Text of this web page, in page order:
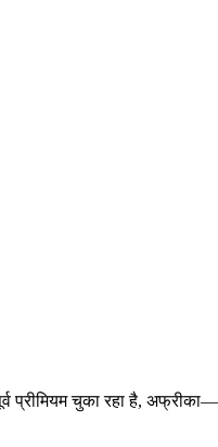
प्रीमियम चुका रहा है,